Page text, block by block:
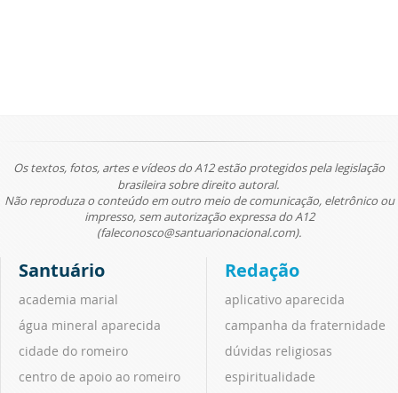
Os textos, fotos, artes e vídeos do A12 estão protegidos pela legislação
brasileira sobre direito autoral.
Não reproduza o conteúdo em outro meio de comunicação, eletrônico ou
impresso, sem autorização expressa do A12
(faleconosco@santuarionacional.com).
Santuário
academia marial
água mineral aparecida
cidade do romeiro
centro de apoio ao romeiro
Redação
aplicativo aparecida
campanha da fraternidade
dúvidas religiosas
espiritualidade